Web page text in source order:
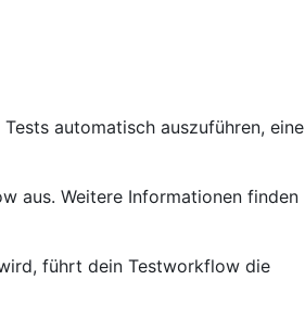
automatisch auszuführen, eine
aus. Weitere Informationen finden
führt dein Testworkflow die